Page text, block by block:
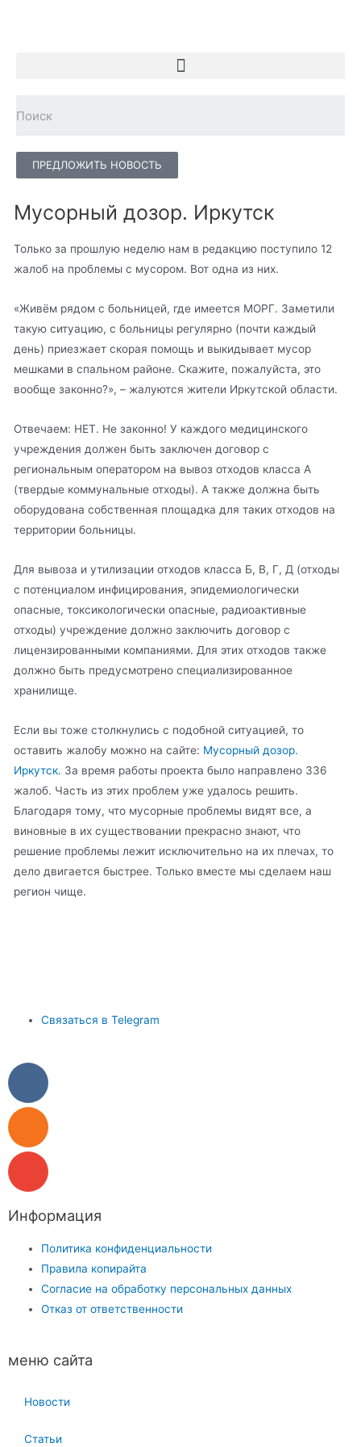
ПРЕДЛОЖИТЬ НОВОСТЬ
Мусорный дозор. Иркутск
Только за прошлую неделю нам в редакцию поступило 12
жалоб на проблемы с мусором. Вот одна из них.
«Живём рядом с больницей, где имеется МОРГ. Заметили
такую ситуацию, с больницы регулярно (почти каждый
день) приезжает скорая помощь и выкидывает мусор
мешками в спальном районе. Скажите, пожалуйста, это
вообще законно?», – жалуются жители Иркутской области.
Отвечаем: НЕТ. Не законно! У каждого медицинского
учреждения должен быть заключен договор с
региональным оператором на вывоз отходов класса А
(твердые коммунальные отходы). А также должна быть
оборудована собственная площадка для таких отходов на
территории больницы.
Для вывоза и утилизации отходов класса Б, В, Г, Д (отходы
с потенциалом инфицирования, эпидемиологически
опасные, токсикологически опасные, радиоактивные
отходы) учреждение должно заключить договор с
лицензированными компаниями. Для этих отходов также
должно быть предусмотрено специализированное
хранилище.
Если вы тоже столкнулись с подобной ситуацией, то
оставить жалобу можно на сайте: Мусорный дозор.
Иркутск. За время работы проекта было направлено 336
жалоб. Часть из этих проблем уже удалось решить.
Благодаря тому, что мусорные проблемы видят все, а
виновные в их существовании прекрасно знают, что
решение проблемы лежит исключительно на их плечах, то
дело двигается быстрее. Только вместе мы сделаем наш
регион чище.
Связаться в Telegram
Информация
Политика конфиденциальности
Правила копирайта
Согласие на обработку персональных данных
Отказ от ответственности
меню сайта
Новости
Статьи